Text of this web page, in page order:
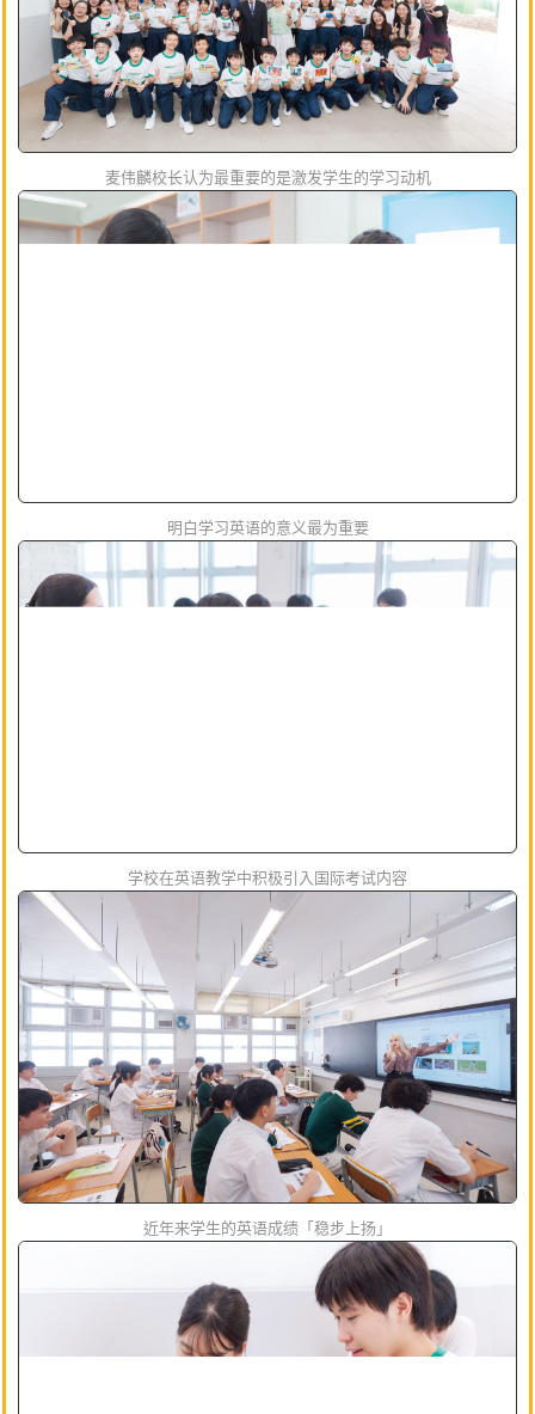
麦伟麟校长认为最重要的是激发学生的学习动机
明白学习英语的意义最为重要
学校在英语教学中积极引入国际考试内容
近年来学生的英语成绩「稳步上扬」